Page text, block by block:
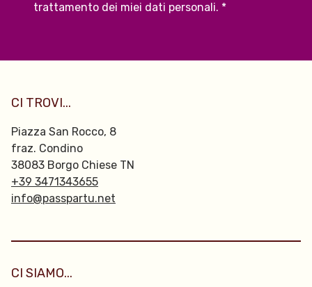
trattamento dei miei dati personali. *
CI TROVI...
Piazza San Rocco, 8
fraz. Condino
38083 Borgo Chiese TN
+39 3471343655
info@passpartu.net
CI SIAMO...